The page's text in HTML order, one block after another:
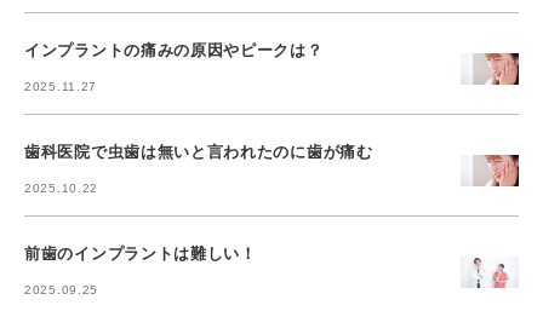
インプラントの痛みの原因やピークは？
2025.11.27
歯科医院で虫歯は無いと言われたのに歯が痛む
2025.10.22
前歯のインプラントは難しい！
2025.09.25